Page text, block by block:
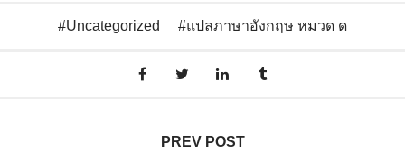
Uncategorized แปลภาษาอังกฤษ หมวด ด
PREV POST